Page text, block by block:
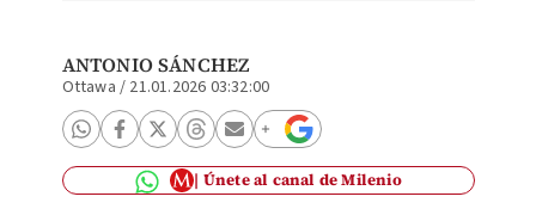
ANTONIO SÁNCHEZ
Ottawa / 21.01.2026 03:32:00
Únete al canal de Milenio